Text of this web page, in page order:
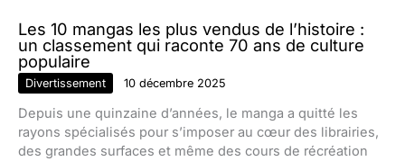
Les 10 mangas les plus vendus de l’histoire :
un classement qui raconte 70 ans de culture
populaire
Divertissement 10 décembre 2025
Depuis une quinzaine d’années, le manga a quitté les
rayons spécialisés pour s’imposer au cœur des librairies,
des grandes surfaces et même des cours de récréation